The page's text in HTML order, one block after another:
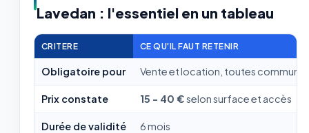
Lavedan : l'essentiel en un tableau
CRITERE CE QU'IL FAUT RETENIR
Obligatoire pour Vente et location, toutes
Prix constate 15 - 40 €selon surface et accès
Durée de validité 6 mois